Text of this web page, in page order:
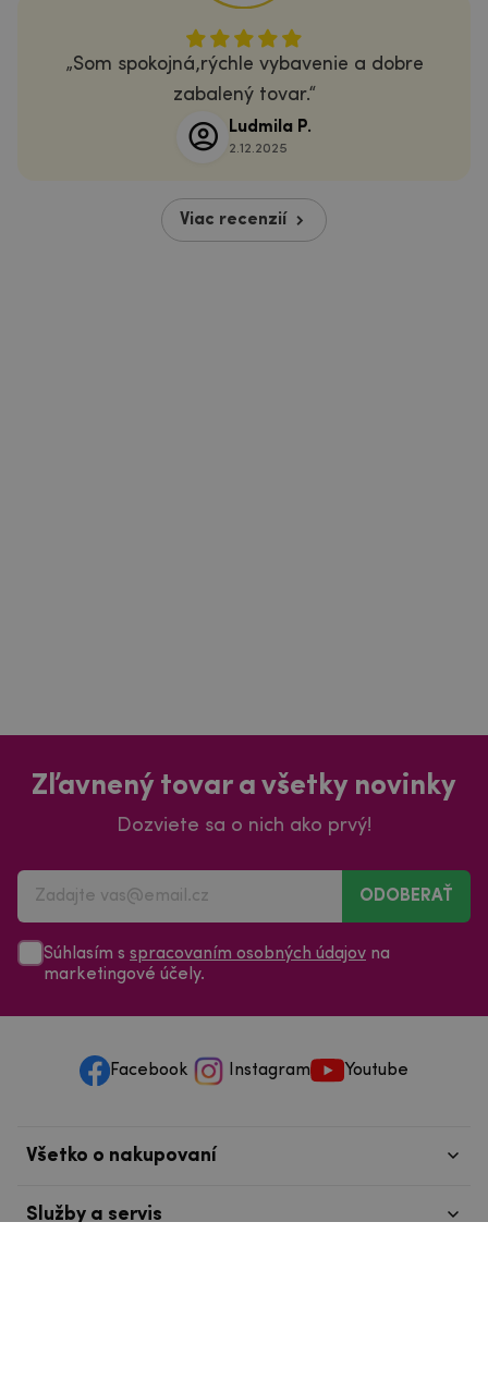
Som spokojná,rýchle vybavenie a dobre
zabalený tovar.
Ludmila P.
2.12.2025
Viac recenzií
Zľavnený tovar a všetky novinky
Dozviete sa o nich ako prvý!
ODOBERAŤ
Súhlasím s spracovaním osobných údajov na
marketingové účely.
Facebook Instagram Youtube
Všetko o nakupovaní
Služby a servis